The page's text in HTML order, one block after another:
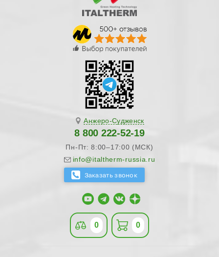
Анжеро-Судженск
8 800 222-52-19
Пн-Пт: 8:00–17:00 (МСК)
info@italtherm-russia.ru
0 0